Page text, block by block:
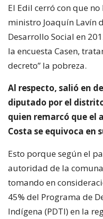
El Edil cerró con que
ministro Joaquín Lavín
Desarrollo Social en
la encuesta Casen,
decreto” la pobreza.
Al respecto, salió en
diputado por el
quien remarcó que el
Costa se equivoca en
Esto porque según el
autoridad de la
tomando en
45% del Programa de
Indígena (PDTI) en la